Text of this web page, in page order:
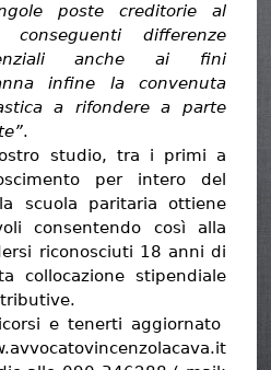
poste creditorie al
differenze
anche ai fini
infine la convenuta
a rifondere a parte
.
studio, tra i primi a
per intero del
scuola paritaria ottiene
consentendo così alla
riconosciuti 18 anni di
collocazione stipendiale
e tenerti aggiornato